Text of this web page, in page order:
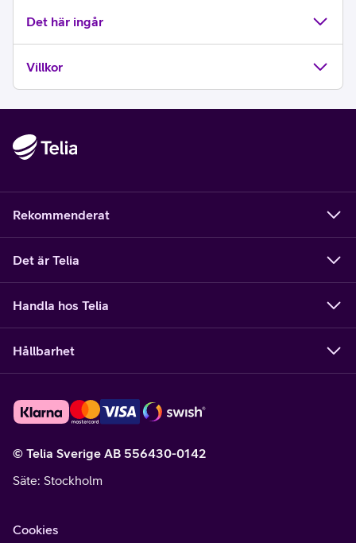
Det här ingår
Villkor
Rekommenderat
Det är Telia
Handla hos Telia
Hållbarhet
© Telia Sverige AB 556430-0142
Säte: Stockholm
Cookies